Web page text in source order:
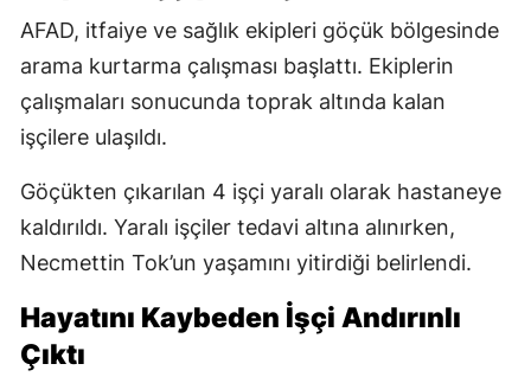
AFAD, itfaiye ve sağlık ekipleri göçük bölgesinde
arama kurtarma çalışması başlattı. Ekiplerin
çalışmaları sonucunda toprak altında kalan
işçilere ulaşıldı.
Göçükten çıkarılan 4 işçi yaralı olarak hastaneye
kaldırıldı. Yaralı işçiler tedavi altına alınırken,
Necmettin Tok’un yaşamını yitirdiği belirlendi.
Hayatını Kaybeden İşçi Andırınlı
Çıktı